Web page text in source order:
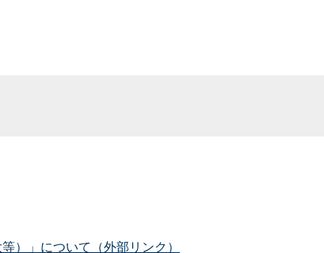
）」について（外部リンク）